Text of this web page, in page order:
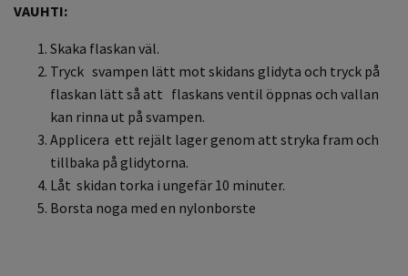
VAUHTI:
Skaka flaskan väl.
Tryck svampen lätt mot skidans glidyta och tryck på
flaskan lätt så att flaskans ventil öppnas och vallan
kan rinna ut på svampen.
Applicera ett rejält lager genom att stryka fram och
tillbaka på glidytorna.
Låt skidan torka i ungefär 10 minuter.
Borsta noga med en nylonborste